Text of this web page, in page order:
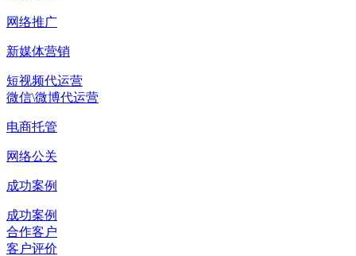
网络推广
新媒体营销
短视频代运营
微信\微博代运营
电商托管
网络公关
成功案例
成功案例
合作客户
客户评价